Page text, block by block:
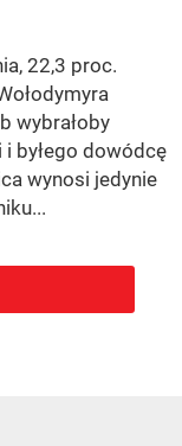
22,3 proc.
wybrałoby
byłego dowódcę
wynosi jedynie